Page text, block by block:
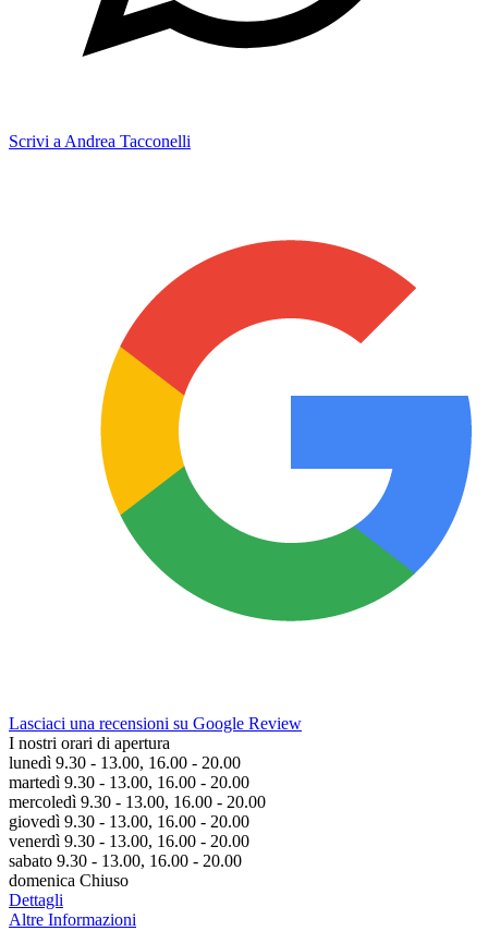
Scrivi a Andrea Tacconelli
Lasciaci una recensioni su Google Review
I nostri orari di apertura
lunedì 9.30 - 13.00, 16.00 - 20.00
martedì 9.30 - 13.00, 16.00 - 20.00
mercoledì 9.30 - 13.00, 16.00 - 20.00
giovedì 9.30 - 13.00, 16.00 - 20.00
venerdì 9.30 - 13.00, 16.00 - 20.00
sabato 9.30 - 13.00, 16.00 - 20.00
domenica Chiuso
Dettagli
Altre Informazioni